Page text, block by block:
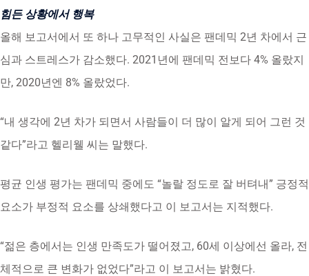
힘든 상황에서 행복
올해 보고서에서 또 하나 고무적인 사실은 팬데믹 2년 차에서 근
심과 스트레스가 감소했다. 2021년에 팬데믹 전보다 4% 올랐지
만, 2020년엔 8% 올랐었다.
“내 생각에 2년 차가 되면서 사람들이 더 많이 알게 되어 그런 것
같다”라고 헬리웰 씨는 말했다.
평균 인생 평가는 팬데믹 중에도 “놀랄 정도로 잘 버텨내” 긍정적
요소가 부정적 요소를 상쇄했다고 이 보고서는 지적했다.
“젊은 층에서는 인생 만족도가 떨어졌고, 60세 이상에선 올라, 전
체적으로 큰 변화가 없었다”라고 이 보고서는 밝혔다.